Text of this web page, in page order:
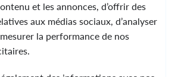
et les annonces, d’offrir des
aux médias sociaux, d’analyser
la performance de nos